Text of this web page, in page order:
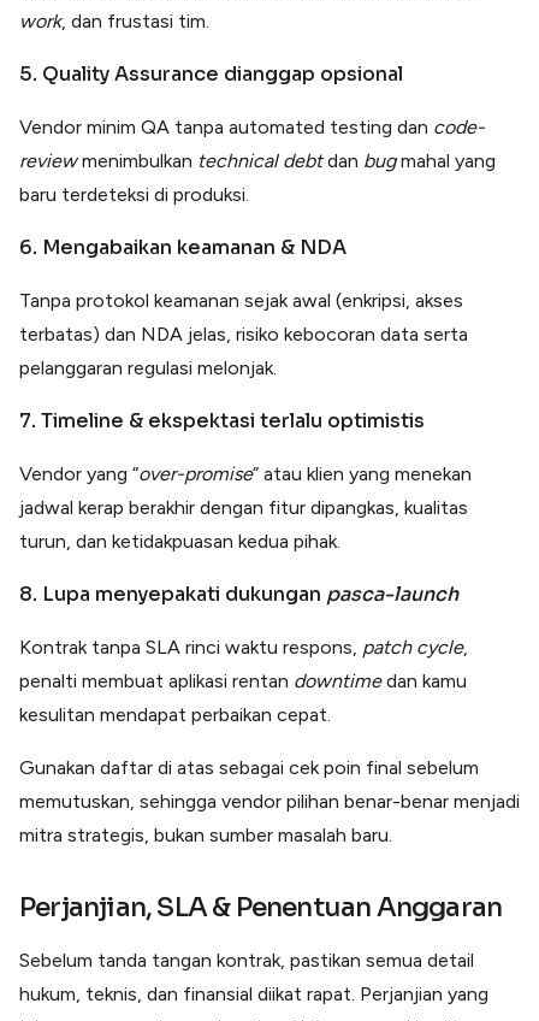
work, dan frustasi tim.
5. Quality Assurance dianggap opsional
Vendor minim QA tanpa automated testing dan code-
reviewmenimbulkan technical debtdan bugmahal yang
baru terdeteksi di produksi.
6. Mengabaikan keamanan & NDA
Tanpa protokol keamanan sejak awal (enkripsi, akses
terbatas) dan NDA jelas, risiko kebocoran data serta
pelanggaran regulasi melonjak.
7. Timeline & ekspektasi terlalu optimistis
Vendor yang “over-promise” atau klien yang menekan
jadwal kerap berakhir dengan fitur dipangkas, kualitas
turun, dan ketidakpuasan kedua pihak.
8. Lupa menyepakati dukungan pasca-launch
Kontrak tanpa SLA rinci waktu respons, patch cycle,
penalti membuat aplikasi rentan downtimedan kamu
kesulitan mendapat perbaikan cepat.
Gunakan daftar di atas sebagai cek poin final sebelum
memutuskan, sehingga vendor pilihan benar-benar menjadi
mitra strategis, bukan sumber masalah baru.
Perjanjian, SLA & Penentuan Anggaran
Sebelum tanda tangan kontrak, pastikan semua detail
hukum, teknis, dan finansial diikat rapat. Perjanjian yang